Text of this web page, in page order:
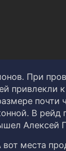
При
привлекли
почти
В
Алексей
места